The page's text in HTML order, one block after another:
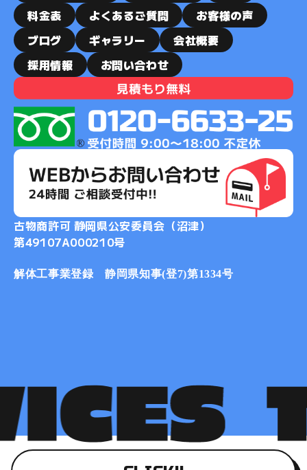
2018-05
2018-04
2018-03
2018-02
2017-12
2017-11
2017-07
2017-06
2017-04
2017-03
料金表
よくあるご質問
お客様の声
ブログ
ギャラリー
会社概要
採用情報
お問い合わせ
古物商許可 静岡県公安委員会（沼津）
第49107A000210号
解体工事業登録 静岡県知事(登7)第1334号